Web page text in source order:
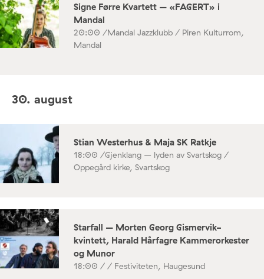
Signe Førre Kvartett – «FAGERT» i
Mandal
20:00 /Mandal Jazzklubb / Piren Kulturrom,
Mandal
30. august
Stian Westerhus & Maja SK Ratkje
18:00 /Gjenklang – lyden av Svartskog /
Oppegård kirke, Svartskog
Starfall – Morten Georg Gismervik-
kvintett, Harald Hårfagre Kammerorkester
og Munor
18:00 / / Festiviteten, Haugesund